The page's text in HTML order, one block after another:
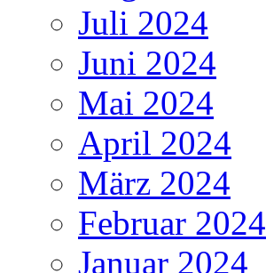
Juli 2024
Juni 2024
Mai 2024
April 2024
März 2024
Februar 2024
Januar 2024